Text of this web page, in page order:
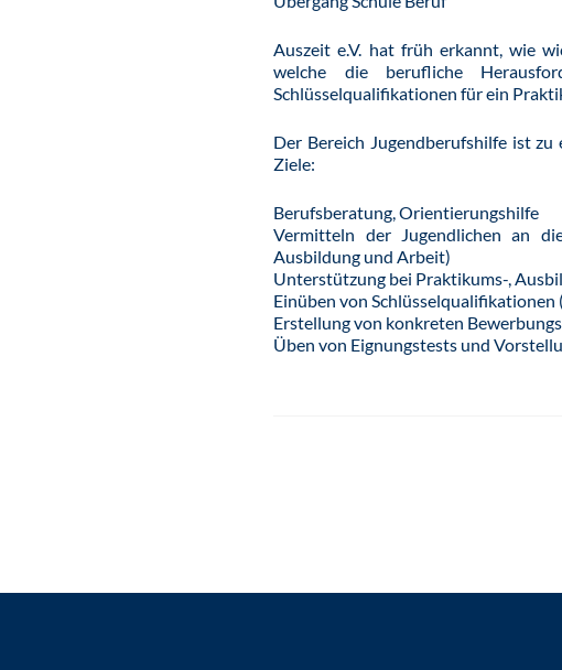
Auszeit e.V. hat früh erkannt, wie
welche die berufliche
Schlüsselqualifikationen für ein
Der Bereich Jugendberufshilfe ist
Ziele:
Berufsberatung, Orientierungshilfe
Vermitteln der Jugendlichen an
Ausbildung und Arbeit)
Unterstützung bei Praktikums-,
Einüben von
Erstellung von konkreten
Üben von Eignungstests und